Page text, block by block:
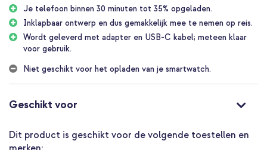
Je telefoon binnen 30 minuten tot 35% opgeladen
Geschikt voor telefoons en oordopjes die magnetisch draadloos
opladen via MagSafe of Qi2 ondersteunen
Ontworpen in samenwerking met Apple
Magnetische bevestiging voor perfecte uitlijning en efficiënter
opladen
Draadloos opladen met 15W
klok in één
De lader heeft een premium uitstraling
Je telefoon binnen 30 minuten tot 35% opgeladen.
Inklapbaar ontwerp en dus gemakkelijk mee te nemen op reis.
Wordt geleverd met adapter en USB-C kabel; meteen klaar
voor gebruik.
Niet geschikt voor het opladen van je smartwatch.
Geschikt voor
Dit product is geschikt voor de volgende toestellen en